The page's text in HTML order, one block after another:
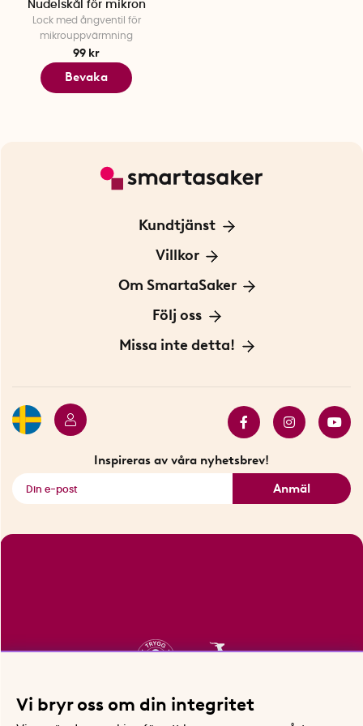
Nudelskål för mikron
Lock med ångventil för
mikrouppvärmning
99 kr
Bevaka
Kundtjänst
Kontakta oss
För Företag
Villkor
Frakt och leverans
Personuppgiftspolicy
Om SmartaSaker
Om oss
Vår historia
Följ oss
Blogg: Smarta tips
Missa inte detta!
Inspireras av våra nyhetsbrev!
Anmäl
Vi bryr oss om din integritet